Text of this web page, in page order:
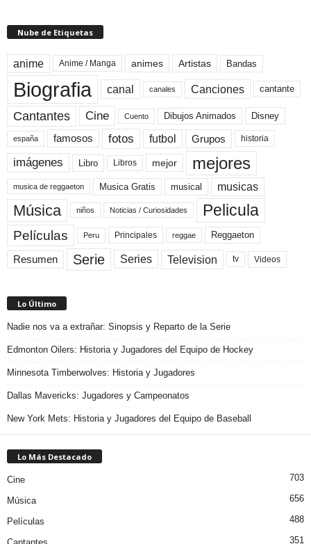
Nube de Etiquetas
anime Anime / Manga animes Artistas Bandas
Biografia canal canales Canciones cantante
Cantantes Cine Cuento Dibujos Animados Disney
españa famosos fotos futbol Grupos historia
imágenes Libro Libros mejor mejores
musica de reggaeton Musica Gratis musical musicas
Música niños Noticias / Curiosidades Pelicula
Películas Peru Principales reggae Reggaeton
Resumen Serie Series Television tv Videos
Lo Último
Nadie nos va a extrañar: Sinopsis y Reparto de la Serie
Edmonton Oilers: Historia y Jugadores del Equipo de Hockey
Minnesota Timberwolves: Historia y Jugadores
Dallas Mavericks: Jugadores y Campeonatos
New York Mets: Historia y Jugadores del Equipo de Baseball
Lo Más Destacado
Cine 703
Música 656
Películas 488
351